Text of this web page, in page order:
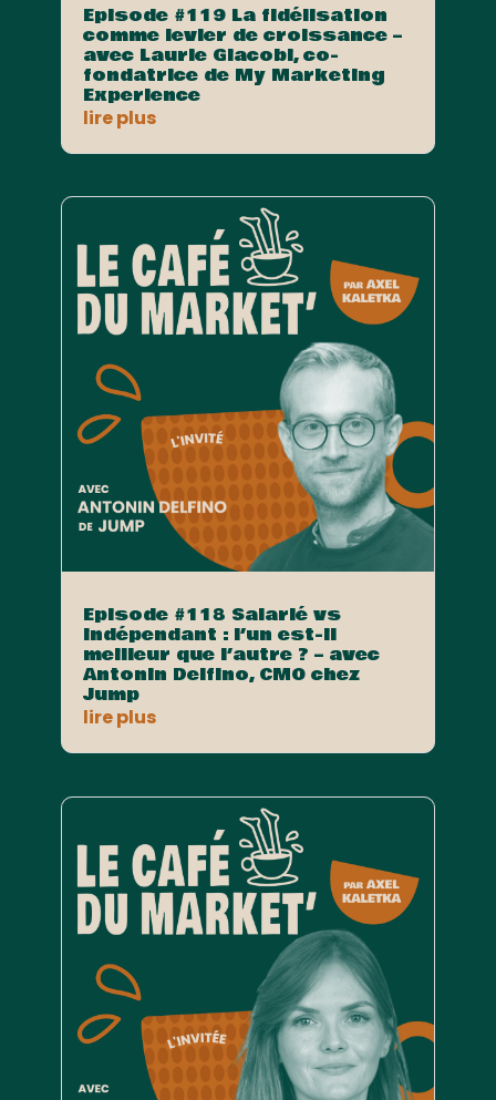
Episode #119 La fidélisation
comme levier de croissance –
avec Laurie Giacobi, co-
fondatrice de My Marketing
Experience
lire plus
Episode #118 Salarié vs
indépendant : l’un est-il
meilleur que l’autre ? – avec
Antonin Delfino, CMO chez
Jump
lire plus